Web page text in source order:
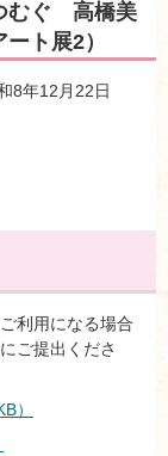
むぐ 高橋美
ト展2）
8年12月22日
利用になる場合
ご提出くださ
）